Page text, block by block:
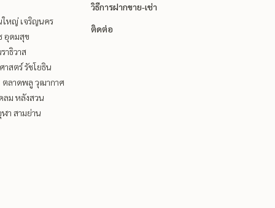
ใหญ่ เจริญนคร
อุดมสุข
าธิวาส
าสตร์ รัชโยธิน
ตลาดพลู วุฒากาศ
ลม หลังสวน
า สามย่าน
วิธีการฝากขาย-เช่า
ติดต่อ